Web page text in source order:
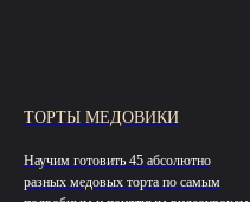
ТОРТЫ МЕДОВИКИ
Научим готовить 45 абсолютно
разных медовых торта по самым